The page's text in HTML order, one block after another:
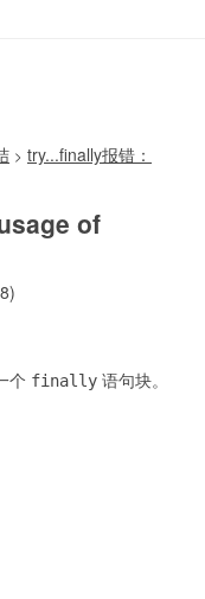
> try...finally报错：
of
个 finally 语句块。